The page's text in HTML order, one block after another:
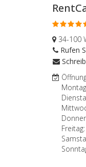
34-100
Rufen
Freitag: